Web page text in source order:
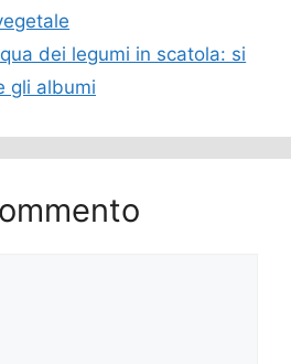
dei legumi in scatola: si
gli albumi